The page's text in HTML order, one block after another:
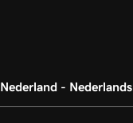
Nederland - Nederlands